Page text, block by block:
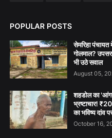
POPULAR POSTS
सेमरिहा पंचायत
गोलमाल?
भी उठे सवाल
August 05,
शहडोल का
भ्रष्टाचार!
का भविष्य
October 16,